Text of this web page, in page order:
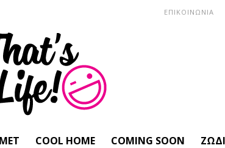
ΕΠΙΚΟΙΝΩΝΙΑ
COOL HOME COMING SOON